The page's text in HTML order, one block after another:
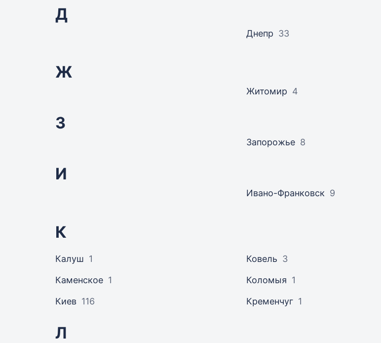
Д
Днепр 33
Ж
Житомир 4
З
Запорожье 8
И
Ивано-Франковск 9
К
Калуш 1
Каменское 1
Киев 116
Ковель 3
Коломыя 1
Кременчуг 1
Л